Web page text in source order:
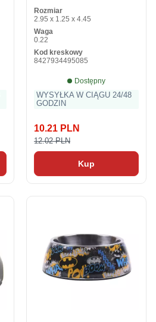
Rozmiar
2.95 x 1.25 x 4.45
Waga
0.22
Kod kreskowy
8427934495085
Dostępny
WYSYŁKA W CIĄGU 24/48
GODZIN
10.21 PLN
12.02 PLN
Kup